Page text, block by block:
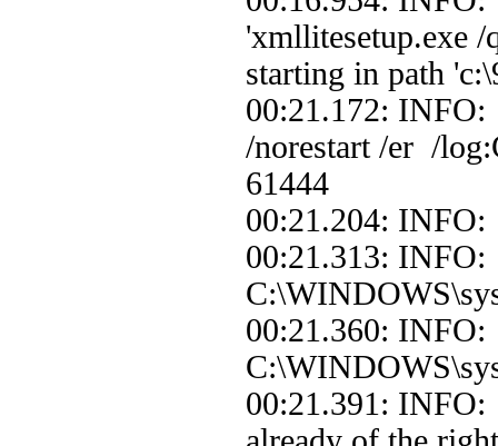
'xmllitesetup.exe
starting in path
00:21.172:
/norestart /er /
61444
00:21.204:
00:21.313:
00:21.360:
00:21.391: